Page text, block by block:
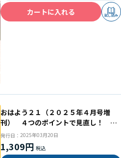
カートに入れる
試し読み
おはよう２１（２０２５年４月号増
刊） ４つのポイントで見直し！ 不
適切なケア“カイゼン”術
発行日： 2025年03月20日
1,309円